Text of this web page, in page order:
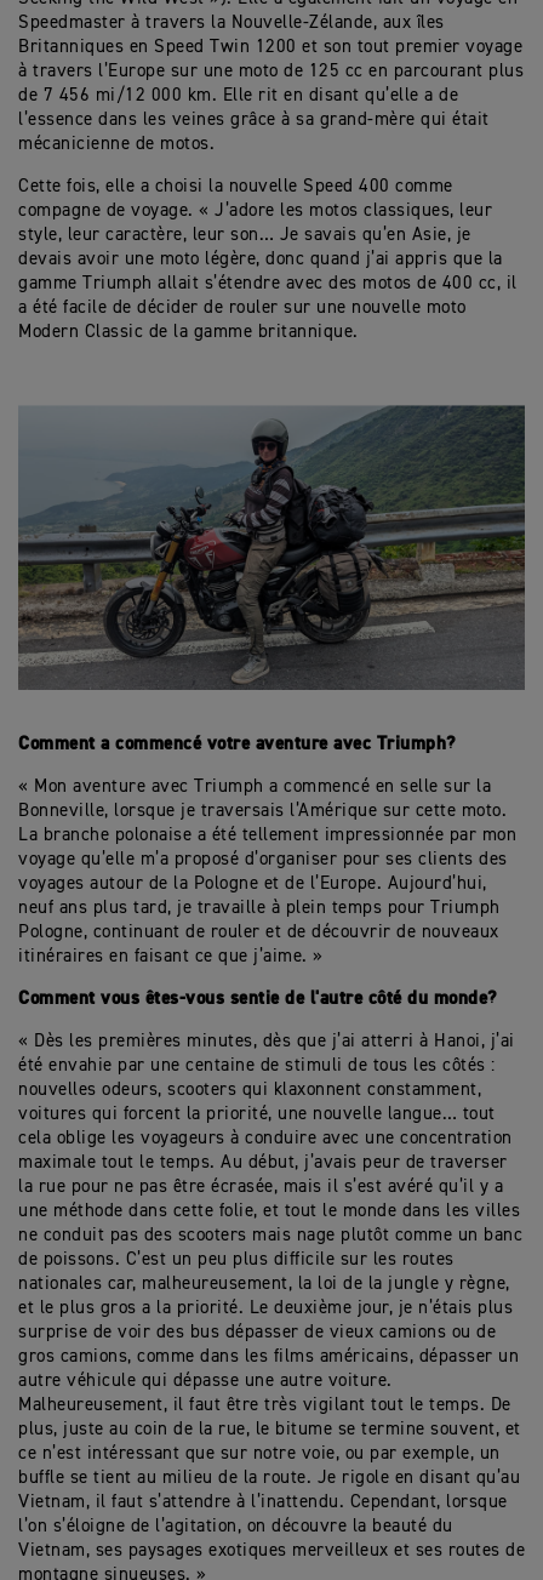
Speedmaster à travers la Nouvelle-Zélande, aux îles
Britanniques en Speed Twin 1200 et son tout premier voyage
à travers l’Europe sur une moto de 125 cc en parcourant plus
de 7 456 mi/12 000 km. Elle rit en disant qu’elle a de
l’essence dans les veines grâce à sa grand-mère qui était
mécanicienne de motos.
Cette fois, elle a choisi la nouvelle Speed 400 comme
compagne de voyage. « J’adore les motos classiques, leur
style, leur caractère, leur son… Je savais qu’en Asie, je
devais avoir une moto légère, donc quand j’ai appris que la
gamme Triumph allait s’étendre avec des motos de 400 cc, il
a été facile de décider de rouler sur une nouvelle moto
Modern Classic de la gamme britannique.
Comment a commencé votre aventure avec Triumph?
« Mon aventure avec Triumph a commencé en selle sur la
Bonneville, lorsque je traversais l’Amérique sur cette moto.
La branche polonaise a été tellement impressionnée par mon
voyage qu’elle m’a proposé d’organiser pour ses clients des
voyages autour de la Pologne et de l’Europe. Aujourd’hui,
neuf ans plus tard, je travaille à plein temps pour Triumph
Pologne, continuant de rouler et de découvrir de nouveaux
itinéraires en faisant ce que j’aime. »
Comment vous êtes-vous sentie de l'autre côté du monde?
« Dès les premières minutes, dès que j’ai atterri à Hanoi, j’ai
été envahie par une centaine de stimuli de tous les côtés :
nouvelles odeurs, scooters qui klaxonnent constamment,
voitures qui forcent la priorité, une nouvelle langue… tout
cela oblige les voyageurs à conduire avec une concentration
maximale tout le temps. Au début, j’avais peur de traverser
la rue pour ne pas être écrasée, mais il s’est avéré qu’il y a
une méthode dans cette folie, et tout le monde dans les villes
ne conduit pas des scooters mais nage plutôt comme un banc
de poissons. C’est un peu plus difficile sur les routes
nationales car, malheureusement, la loi de la jungle y règne,
et le plus gros a la priorité. Le deuxième jour, je n’étais plus
surprise de voir des bus dépasser de vieux camions ou de
gros camions, comme dans les films américains, dépasser un
autre véhicule qui dépasse une autre voiture.
Malheureusement, il faut être très vigilant tout le temps. De
plus, juste au coin de la rue, le bitume se termine souvent, et
ce n’est intéressant que sur notre voie, ou par exemple, un
buffle se tient au milieu de la route. Je rigole en disant qu’au
Vietnam, il faut s’attendre à l’inattendu. Cependant, lorsque
l’on s’éloigne de l’agitation, on découvre la beauté du
Vietnam, ses paysages exotiques merveilleux et ses routes de
montagne sinueuses. »